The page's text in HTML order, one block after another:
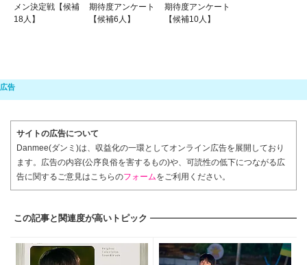
メン決定戦【候補
18人】
期待度アンケート
【候補6人】
期待度アンケート
【候補10人】
サイトの広告について
Danmee(ダンミ)は、収益化の一環としてオンライン広告を展開しており
ます。広告の内容(公序良俗を害するもの)や、可読性の低下につながる広
告に関するご意見はこちらのフォームをご利用ください。
この記事と関連度が高いトピック